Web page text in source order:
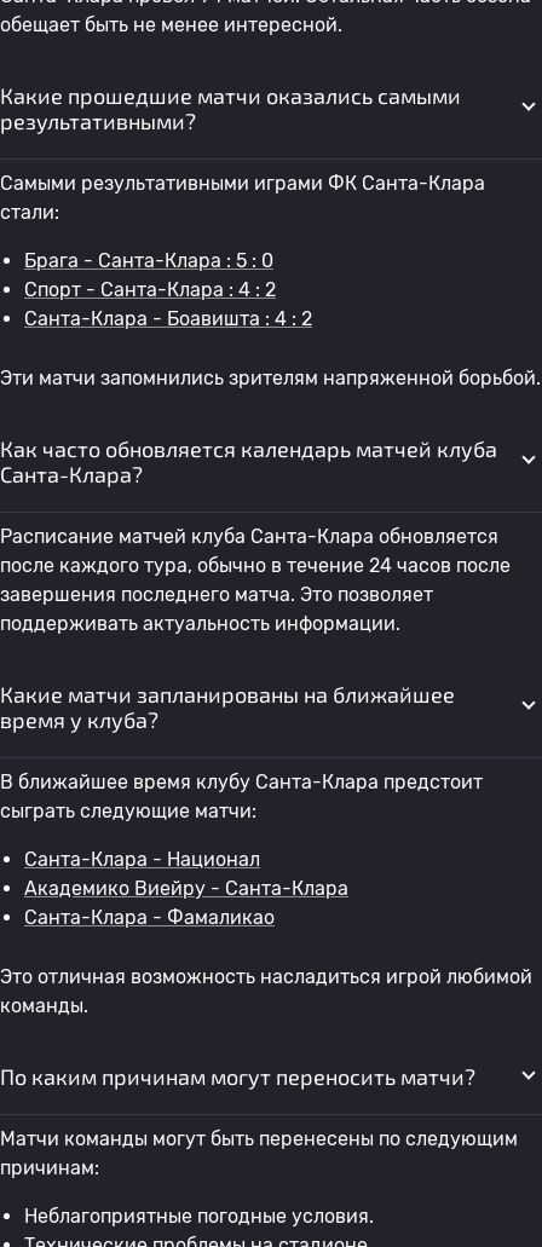
обещает быть не менее интересной.
Какие прошедшие матчи оказались самыми
результативными?
Самыми результативными играми ФК Санта-Клара
стали:
Брага - Санта-Клара : 5 : 0
Спорт - Санта-Клара : 4 : 2
Санта-Клара - Боавишта : 4 : 2
Эти матчи запомнились зрителям напряженной борьбой.
Как часто обновляется календарь матчей клуба
Санта-Клара?
Расписание матчей клуба Санта-Клара обновляется
после каждого тура, обычно в течение 24 часов после
завершения последнего матча. Это позволяет
поддерживать актуальность информации.
Какие матчи запланированы на ближайшее
время у клуба?
В ближайшее время клубу Санта-Клара предстоит
сыграть следующие матчи:
Санта-Клара - Национал
Академико Виейру - Санта-Клара
Санта-Клара - Фамаликао
Это отличная возможность насладиться игрой любимой
команды.
По каким причинам могут переносить матчи?
Матчи команды могут быть перенесены по следующим
причинам:
Неблагоприятные погодные условия.